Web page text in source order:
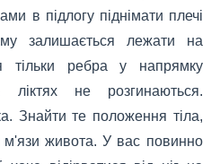
в підлогу піднімати плечі
залишається лежати на
тільки ребра у напрямку
не розгинаються.
Знайти те положення тіла,
м'язи живота. У вас повинно